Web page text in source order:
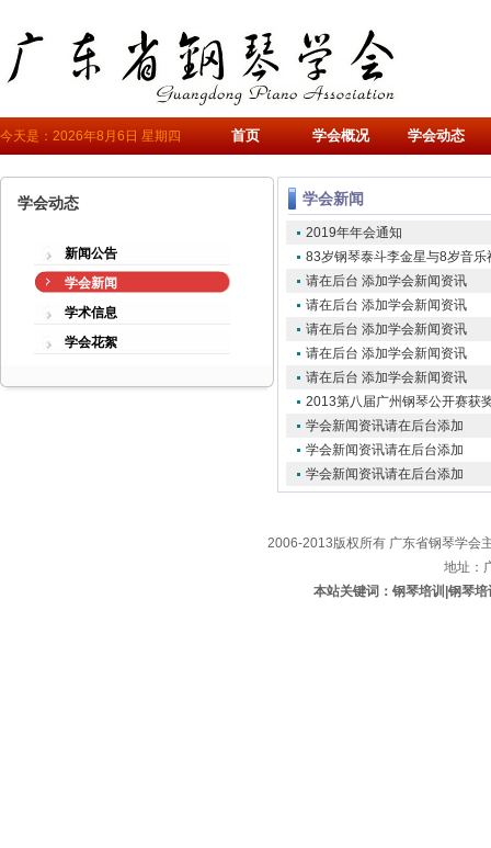
今天是：2026年8月6日 星期四 首页 学会概况 学会动态
学会动态
新闻公告
学会新闻
学术信息
学会花絮
学会新闻
2019年年会通知
83岁钢琴泰斗李金星与8岁音乐
请在后台 添加学会新闻资讯
请在后台 添加学会新闻资讯
请在后台 添加学会新闻资讯
请在后台 添加学会新闻资讯
请在后台 添加学会新闻资讯
2013第八届广州钢琴公开赛获
学会新闻资讯请在后台添加
学会新闻资讯请在后台添加
学会新闻资讯请在后台添加
2006-2013版权所有 广东省钢琴学会
地址：
本站关键词：钢琴培训|钢琴